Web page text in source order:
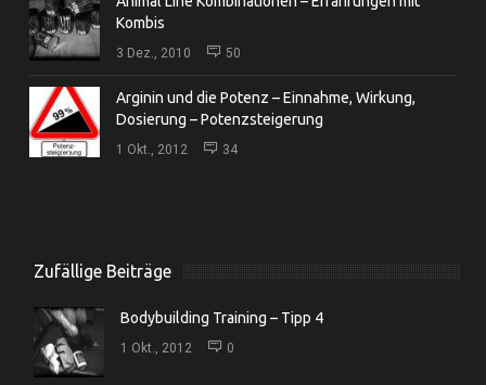
Kombis
3 Dez., 2010 50
Arginin und die Potenz – Einnahme, Wirkung,
Dosierung – Potenzsteigerung
1 Okt., 2012 34
Zufällige Beiträge
Bodybuilding Training – Tipp 4
1 Okt., 2012 0